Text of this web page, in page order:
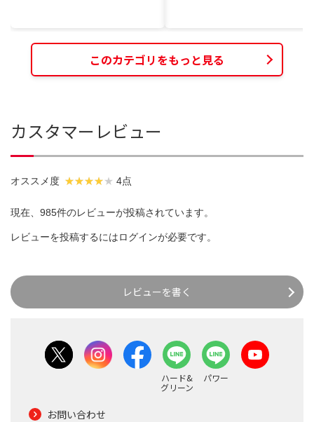
このカテゴリをもっと見る
カスタマーレビュー
オススメ度 4点
現在、985件のレビューが投稿されています。
レビューを投稿するにはログインが必要です。
レビューを書く
ハード&
グリーン
パワー
お問い合わせ